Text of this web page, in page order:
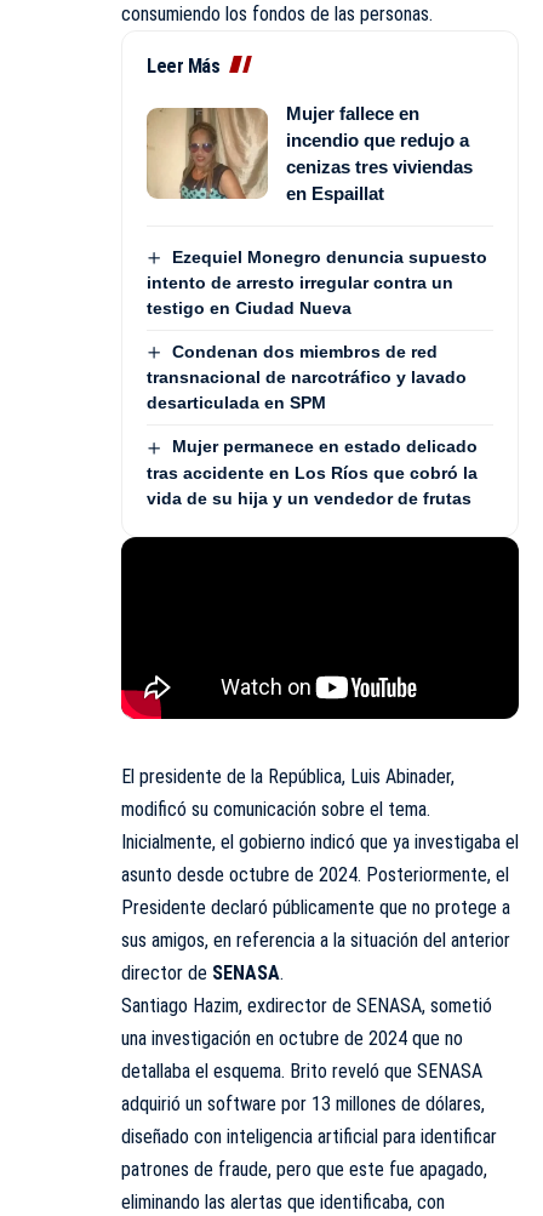
consumiendo los fondos de las personas.
Leer Más
Mujer fallece en
incendio que redujo a
cenizas tres viviendas
en Espaillat
Ezequiel Monegro denuncia supuesto
intento de arresto irregular contra un
testigo en Ciudad Nueva
Condenan dos miembros de red
transnacional de narcotráfico y lavado
desarticulada en SPM
Mujer permanece en estado delicado
tras accidente en Los Ríos que cobró la
vida de su hija y un vendedor de frutas
El presidente de la República, Luis Abinader,
modificó su comunicación sobre el tema.
Inicialmente, el gobierno indicó que ya investigaba el
asunto desde octubre de 2024. Posteriormente, el
Presidente declaró públicamente que no protege a
sus amigos, en referencia a la situación del anterior
director de SENASA.
Santiago Hazim, exdirector de SENASA, sometió
una investigación en octubre de 2024 que no
detallaba el esquema. Brito reveló que SENASA
adquirió un software por 13 millones de dólares,
diseñado con inteligencia artificial para identificar
patrones de fraude, pero que este fue apagado,
eliminando las alertas que identificaba, con